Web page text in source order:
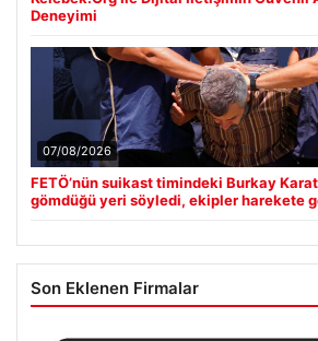
Deneyimi
07/08/2026
FETÖ’nün suikast timindeki Burkay
gömdüğü yeri söyledi, ekipler harekete
Son Eklenen Firmalar